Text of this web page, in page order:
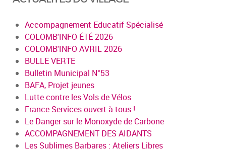
Accompagnement Educatif Spécialisé
COLOMB'INFO ÉTÉ 2026
COLOMB'INFO AVRIL 2026
BULLE VERTE
Bulletin Municipal N°53
BAFA, Projet jeunes
Lutte contre les Vols de Vélos
France Services ouvert à tous !
Le Danger sur le Monoxyde de Carbone
ACCOMPAGNEMENT DES AIDANTS
Les Sublimes Barbares : Ateliers Libres